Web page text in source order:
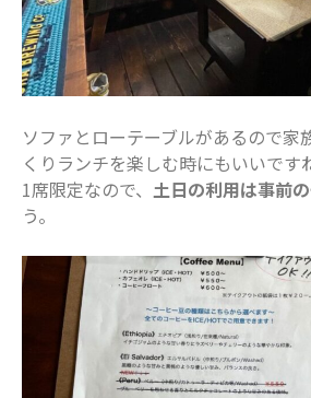
2020年7月
2020年6月
2020年3月
2020年2月
2019年11
2019年10月
2019年9月
2019年8月
ソファとローテーブルがあるので家
くりランチを楽しむ時にもいいです
1席限定なので、 土日の利用は事前
う。